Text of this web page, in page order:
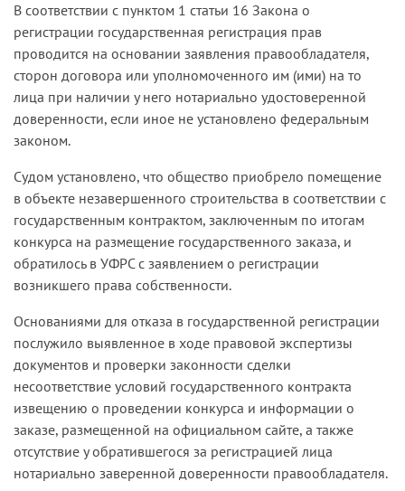
В соответствии с пунктом 1 статьи 16 Закона о
регистрации государственная регистрация прав
проводится на основании заявления правообладателя,
сторон договора или уполномоченного им (ими) на то
лица при наличии у него нотариально удостоверенной
доверенности, если иное не установлено федеральным
законом.
Судом установлено, что общество приобрело помещение
в объекте незавершенного строительства в соответствии с
государственным контрактом, заключенным по итогам
конкурса на размещение государственного заказа, и
обратилось в УФРС с заявлением о регистрации
возникшего права собственности.
Основаниями для отказа в государственной регистрации
послужило выявленное в ходе правовой экспертизы
документов и проверки законности сделки
несоответствие условий государственного контракта
извещению о проведении конкурса и информации о
заказе, размещенной на официальном сайте, а также
отсутствие у обратившегося за регистрацией лица
нотариально заверенной доверенности правообладателя.